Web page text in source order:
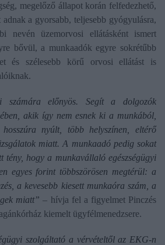
megelőző állapot korán felfedezhető,
a gyorsabb, teljesebb gyógyulásra,
nevén üzemorvosi ellátásként ismert
bővül, a munkaadók egyre sokrétűbb
és szélesebb körű orvosi ellátást is
számára előnyös. Segít a dolgozók
akik így nem esnek ki a munkából,
nyúlt, több helyszínen, eltérő
miatt. A munkaadó pedig sokat
tény, hogy a munkavállaló egészségügyi
egyes forint többszörösen megtérül: a
a kevesebb kiesett munkaóra szám, a
miatt”– hívja fel a figyelmet Pinczés
kiemelt ügyfélmenedzsere.
szolgáltató a vérvételtől az EKG-n